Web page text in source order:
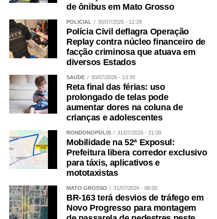
de ônibus em Mato Grosso
POLICIAL 30/07/2026 - 12:28
Polícia Civil deflagra Operação
Replay contra núcleo financeiro de
facção criminosa que atuava em
diversos Estados
SAÚDE 30/07/2026 - 13:39
Reta final das férias: uso
prolongado de telas pode
aumentar dores na coluna de
crianças e adolescentes
RONDONÓPOLIS 31/07/2026 - 21:00
Mobilidade na 52ª Exposul:
Prefeitura libera corredor exclusivo
para táxis, aplicativos e
mototaxistas
MATO GROSSO 31/07/2026 - 08:00
BR-163 terá desvios de tráfego em
Novo Progresso para montagem